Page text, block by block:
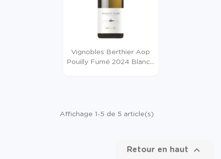
Vignobles Berthier Aop
Pouilly Fumé 2024 Blanc...
Affichage 1-5 de 5 article(s)
Retour en haut 